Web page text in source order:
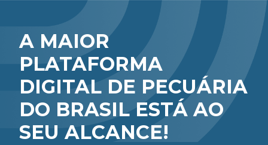
A MAIOR
PLATAFORMA
DIGITAL DE PECUÁRIA
DO BRASIL ESTÁ AO
SEU ALCANCE!